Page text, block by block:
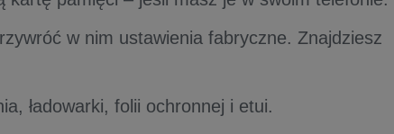
w nim ustawienia fabryczne. Znajdziesz
ładowarki, folii ochronnej i etui.